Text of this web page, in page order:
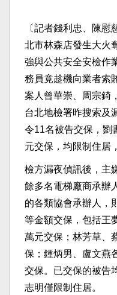
〔記者錢利忠、陳
北市林森店發生大火
強與公共安全安檢作
務員竟趁機向業者索
案人曾華崇、周宗錡
台北地檢署昨搜索及
令11名被告交保，劉
元交保，均限制住居
檢方漏夜偵訊後，主
餘多名電梯廠商承辦
的各類協會承辦人，
等金額交保，包括王
萬元交保；林芳草、
保；鍾炳男、盧文燕
交保。已交保的被告
志明僅限制住居。